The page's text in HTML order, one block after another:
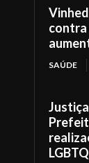
contra
SAÚDE